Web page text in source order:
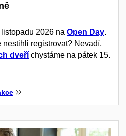
2026 na Open Day.
nestihli registrovat? Nevadí,
dveří chystáme na pátek 15.